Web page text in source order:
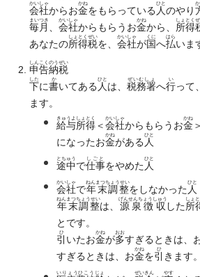
会社
かいしゃ
からお金
かね
をもらっている 人
ひと
のやり
毎月
まいつき
、 会社
かいしゃ
からもらうお金
かね
から、 所得
しょとく
あなたの所得税
しょとくぜい
を、 会社
かいしゃ
が 国
くに
へ払
はら
いま
申告納税
しんこくのうぜい
下
した
に書
か
いてある 人
ひと
は、 税務署
ぜいむしょ
へ行
い
って、
ます。
給与所得
きゅうよしょとく
＜ 会社
かいしゃ
からもらうお金
かね
＞
になったお金
かね
がある 人
ひと
途中
とちゅう
で仕事
しごと
をやめた 人
ひと
会社
かいしゃ
で年末調整
ねんまつちょうせい
をしなかった 人
ひと
年末調整
ねんまつちょうせい
は、 源泉徴収
げんせんちょうしゅう
した所
しょ
とです。
引
ひ
いたお金
かね
が多
おお
すぎるときは、
すぎるときは、お金
かね
を引
ひ
きます。
いりょうひこうじょ ぜいきん やす